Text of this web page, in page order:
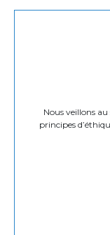
Nous veillons
principes